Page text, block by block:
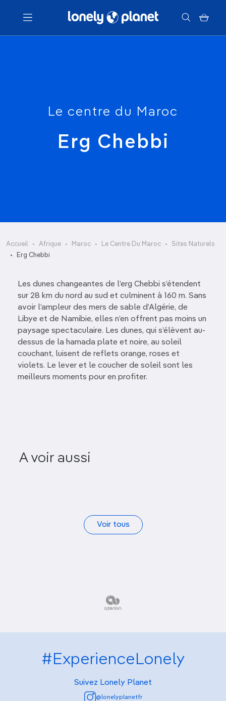
Menu
Le centre du Maroc
Erg Chebbi
Accueil Afrique Maroc Le Centre Du Maroc
Sites Naturels
Erg Chebbi
Les dunes changeantes de l’erg Chebbi s’étendent
sur 28 km du nord au sud et culminent à 160 m. Sans
avoir l’ampleur des mers de sable d’Algérie, de
Libye et de ­Namibie, elles n’en offrent pas moins un
paysage spectaculaire. Les dunes, qui s’élèvent au-
dessus de la hamada plate et noire, au soleil
couchant, luisent de reflets orange, roses et
violets. Le lever et le coucher de soleil sont les
meilleurs moments pour en profiter.
A voir aussi
Source Bleue de Meski
Voir tous
#ExperienceLonely
Suivez Lonely Planet
@lonelyplanetfr